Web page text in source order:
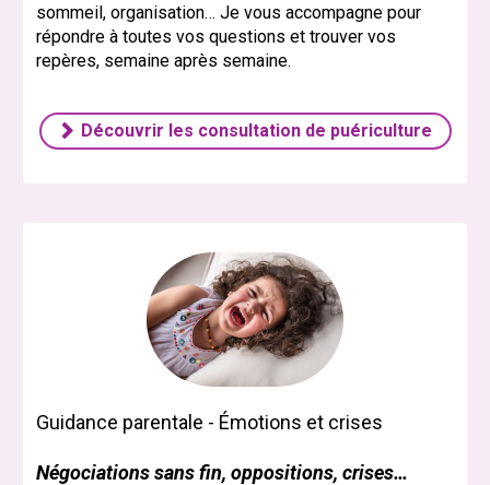
sommeil, organisation… Je vous accompagne pour
répondre à toutes vos questions et trouver vos
repères, semaine après semaine.
 Découvrir les consultation de puériculture
Guidance parentale - Émotions et crises
Négociations sans fin, oppositions, crises…